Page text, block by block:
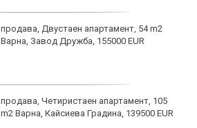
продава, Двустаен апартамент, 54 m2
Варна, Завод Дружба, 155000 EUR
продава, Четиристаен апартамент, 105
m2 Варна, Кайсиева Градина, 139500 EUR